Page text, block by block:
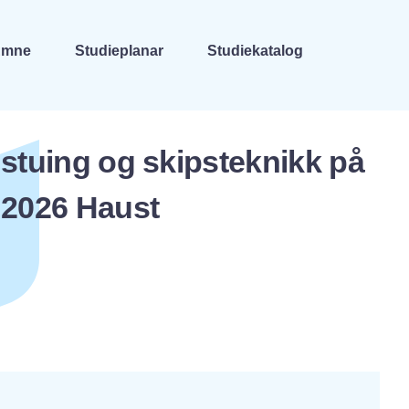
Studieplanar Studiekatalog
og skipsteknikk på
Haust